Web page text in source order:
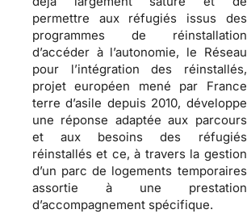
permettre aux réfugiés issus des
programmes de réinstallation
d’accéder à l’autonomie, le Réseau
pour l’intégration des réinstallés,
projet européen mené par France
terre d’asile depuis 2010, développe
une réponse adaptée aux parcours
et aux besoins des réfugiés
réinstallés et ce, à travers la gestion
d’un parc de logements temporaires
assortie à une prestation
d’accompagnement spécifique.